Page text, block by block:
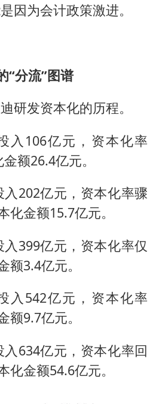
因为会计政策激进。
“分流”图谱
研发资本化的历程。
入106亿元，资本化率
额26.4亿元。
202亿元，资本化率骤
化金额15.7亿元。
399亿元，资本化率仅
额3.4亿元。
入542亿元，资本化率
额9.7亿元。
634亿元，资本化率回
化金额54.6亿元。